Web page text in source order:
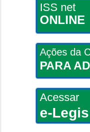
ISS net
ONLINE
Ações da
PARA
Acessar
e-Legis